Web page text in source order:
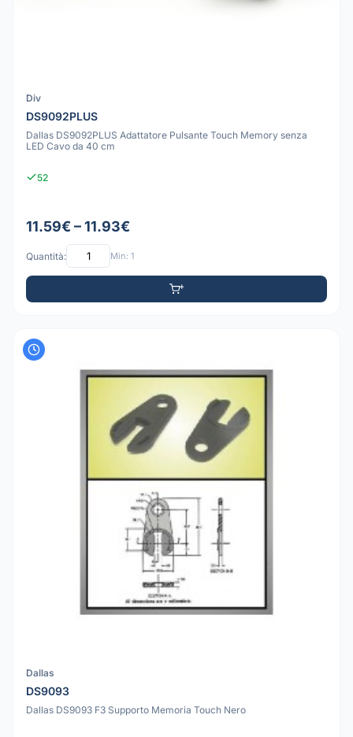
Div
DS9092PLUS
Dallas DS9092PLUS Adattatore Pulsante Touch Memory senza
LED Cavo da 40 cm
52
11.59€ – 11.93€
Quantità: Min: 1
Dallas
DS9093
Dallas DS9093 F3 Supporto Memoria Touch Nero